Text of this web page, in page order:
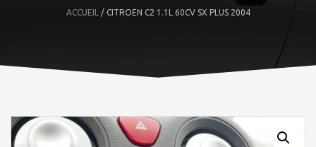
ACCUEIL / CITROEN C2 1.1L 60CV SX PLUS 2004